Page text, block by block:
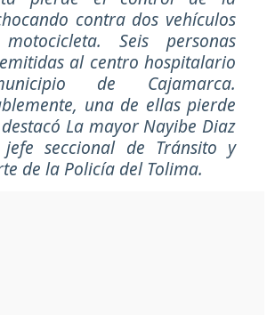
contra dos vehículos
Seis personas
al centro hospitalario
de Cajamarca.
una de ellas pierde
La mayor Nayibe Diaz
jefe seccional de Tránsito y
de la Policía del Tolima.